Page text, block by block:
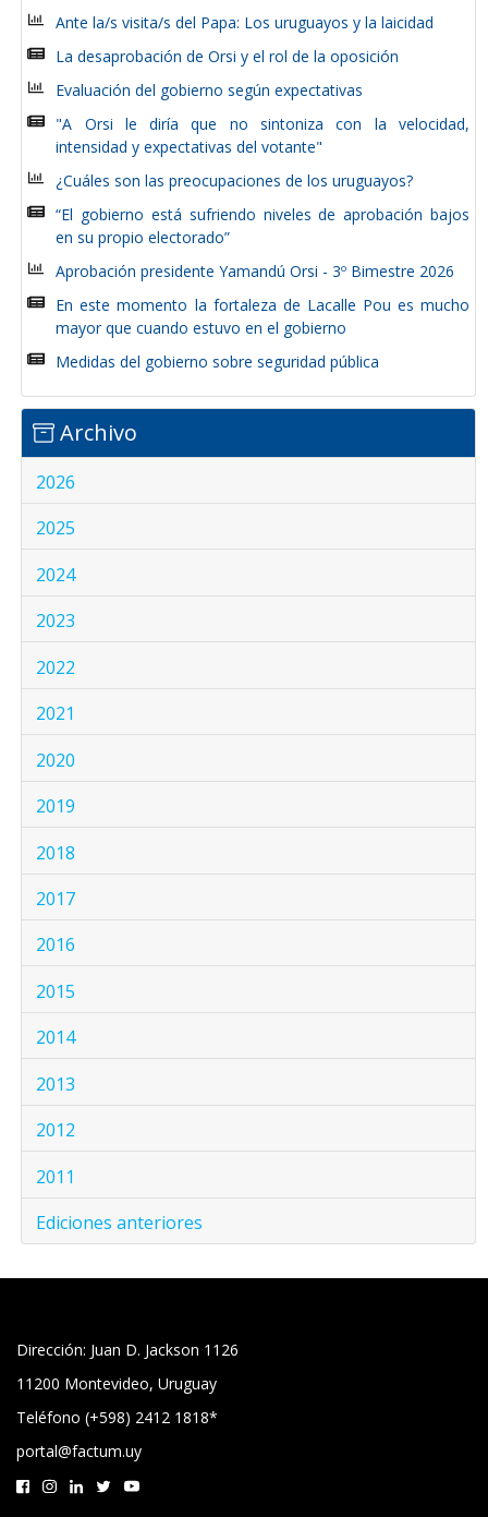
Ante la/s visita/s del Papa: Los uruguayos y la laicidad
La desaprobación de Orsi y el rol de la oposición
Evaluación del gobierno según expectativas
"A Orsi le diría que no sintoniza con la velocidad,
intensidad y expectativas del votante"
¿Cuáles son las preocupaciones de los uruguayos?
“El gobierno está sufriendo niveles de aprobación bajos
en su propio electorado”
Aprobación presidente Yamandú Orsi - 3º Bimestre 2026
En este momento la fortaleza de Lacalle Pou es mucho
mayor que cuando estuvo en el gobierno
Medidas del gobierno sobre seguridad pública
Archivo
2026
2025
2024
2023
2022
2021
2020
2019
2018
2017
2016
2015
2014
2013
2012
2011
Ediciones anteriores
Dirección: Juan D. Jackson 1126
11200 Montevideo, Uruguay
Teléfono (+598) 2412 1818*
portal@factum.uy